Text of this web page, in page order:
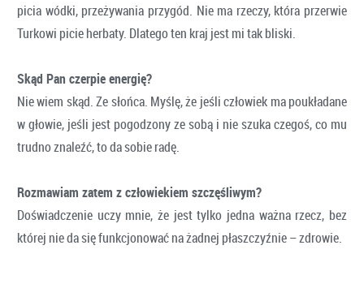
picia wódki, przeżywania przygód. Nie ma rzeczy, która przerwie
Turkowi picie herbaty. Dlatego ten kraj jest mi tak bliski.
Skąd Pan czerpie energię?
Nie wiem skąd. Ze słońca. Myślę, że jeśli człowiek ma poukładane
w głowie, jeśli jest pogodzony ze sobą i nie szuka czegoś, co mu
trudno znaleźć, to da sobie radę.
Rozmawiam zatem z człowiekiem szczęśliwym?
Doświadczenie uczy mnie, że jest tylko jedna ważna rzecz, bez
której nie da się funkcjonować na żadnej płaszczyźnie – zdrowie.